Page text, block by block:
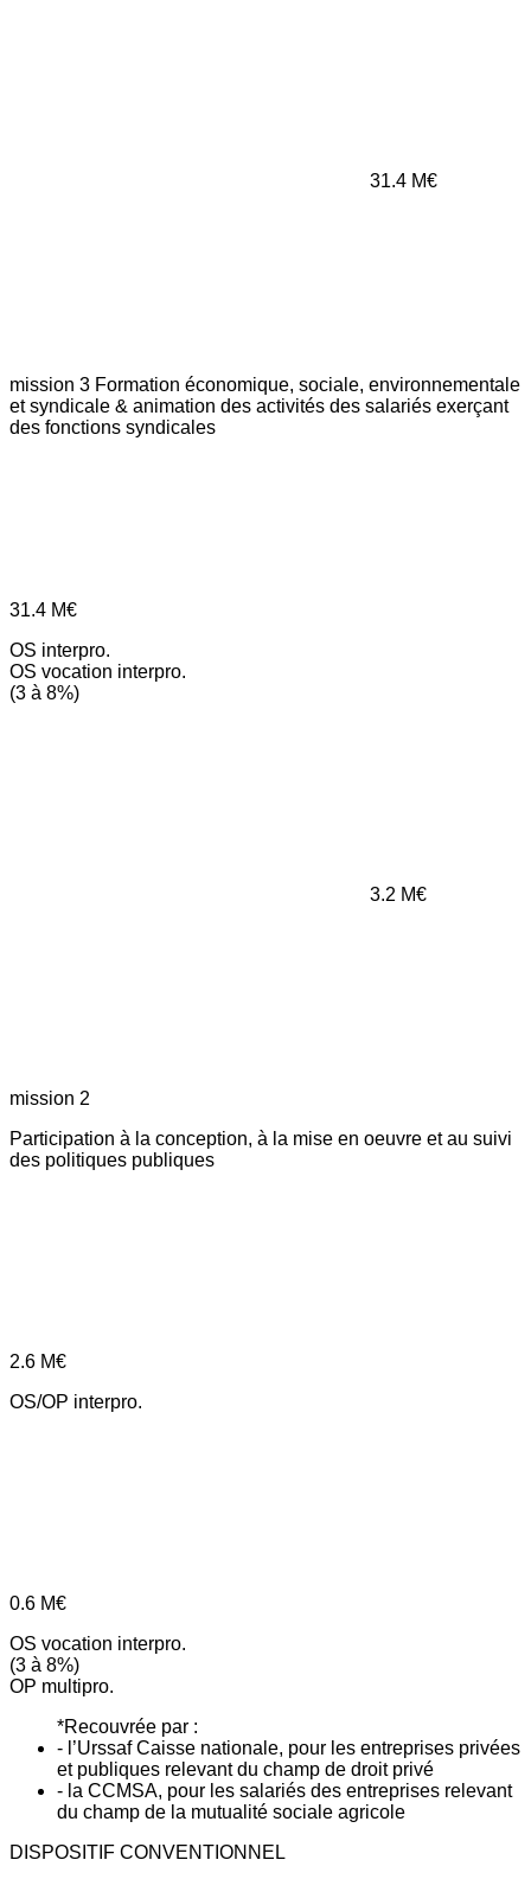
31.4 M€
mission 3 Formation économique, sociale, environnementale
et syndicale & animation des activités des salariés exerçant
des fonctions syndicales
31.4 M€
OS interpro.
OS vocation interpro.
(3 à 8%)
3.2 M€
mission 2
Participation à la conception, à la mise en oeuvre et au suivi
des politiques publiques
2.6 M€
OS/OP interpro.
0.6 M€
OS vocation interpro.
(3 à 8%)
OP multipro.
*Recouvrée par :
- l’Urssaf Caisse nationale, pour les entreprises privées
et publiques relevant du champ de droit privé
- la CCMSA, pour les salariés des entreprises relevant
du champ de la mutualité sociale agricole
DISPOSITIF CONVENTIONNEL